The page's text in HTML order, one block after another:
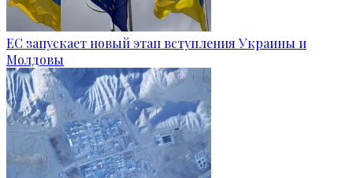
ЕС запускает новый этап вступления Украины и
Молдовы